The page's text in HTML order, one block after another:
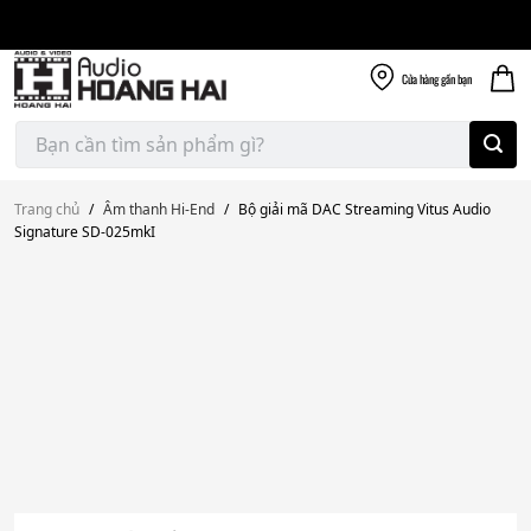
content
Cửa hànggần bạn
Tìm
kiếm:
Trang chủ / Âm thanh Hi-End / Bộ giải mã DAC Streaming Vitus Audio
Signature SD-025mkI